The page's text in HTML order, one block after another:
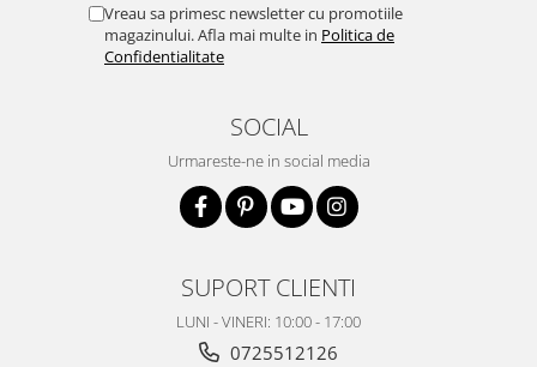
Vreau sa primesc newsletter cu promotiile
magazinului. Afla mai multe in Politica de
Confidentialitate
SOCIAL
Urmareste-ne in social media
SUPORT CLIENTI
LUNI - VINERI: 10:00 - 17:00
0725512126